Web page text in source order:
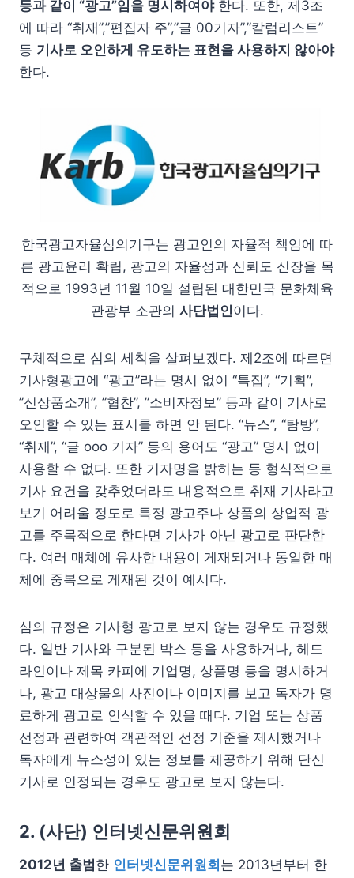
등과 같이 “광고”임을 명시하여야한다. 또한, 제3조
에 따라 “취재”,”편집자 주”,”글 00기자”,”칼럼리스트”
등 기사로 오인하게 유도하는 표현을 사용하지 않아야
한다.
한국광고자율심의기구는 광고인의 자율적 책임에 따
른 광고윤리 확립, 광고의 자율성과 신뢰도 신장을 목
적으로 1993년 11월 10일 설립된 대한민국 문화체육
관광부 소관의 사단법인이다.
구체적으로 심의 세칙을 살펴보겠다. 제2조에 따르면
기사형광고에 “광고”라는 명시 없이 “특집”, “기획”,
”신상품소개”, ”협찬”, ”소비자정보” 등과 같이 기사로
오인할 수 있는 표시를 하면 안 된다. “뉴스”, “탐방”,
“취재”, “글 ooo 기자” 등의 용어도 “광고” 명시 없이
사용할 수 없다. 또한 기자명을 밝히는 등 형식적으로
기사 요건을 갖추었더라도 내용적으로 취재 기사라고
보기 어려울 정도로 특정 광고주나 상품의 상업적 광
고를 주목적으로 한다면 기사가 아닌 광고로 판단한
다. 여러 매체에 유사한 내용이 게재되거나 동일한 매
체에 중복으로 게재된 것이 예시다.
심의 규정은 기사형 광고로 보지 않는 경우도 규정했
다. 일반 기사와 구분된 박스 등을 사용하거나, 헤드
라인이나 제목 카피에 기업명, 상품명 등을 명시하거
나, 광고 대상물의 사진이나 이미지를 보고 독자가 명
료하게 광고로 인식할 수 있을 때다. 기업 또는 상품
선정과 관련하여 객관적인 선정 기준을 제시했거나
독자에게 뉴스성이 있는 정보를 제공하기 위해 단신
기사로 인정되는 경우도 광고로 보지 않는다.
2. (사단) 인터넷신문위원회
2012년 출범한 인터넷신문위원회는 2013년부터 한